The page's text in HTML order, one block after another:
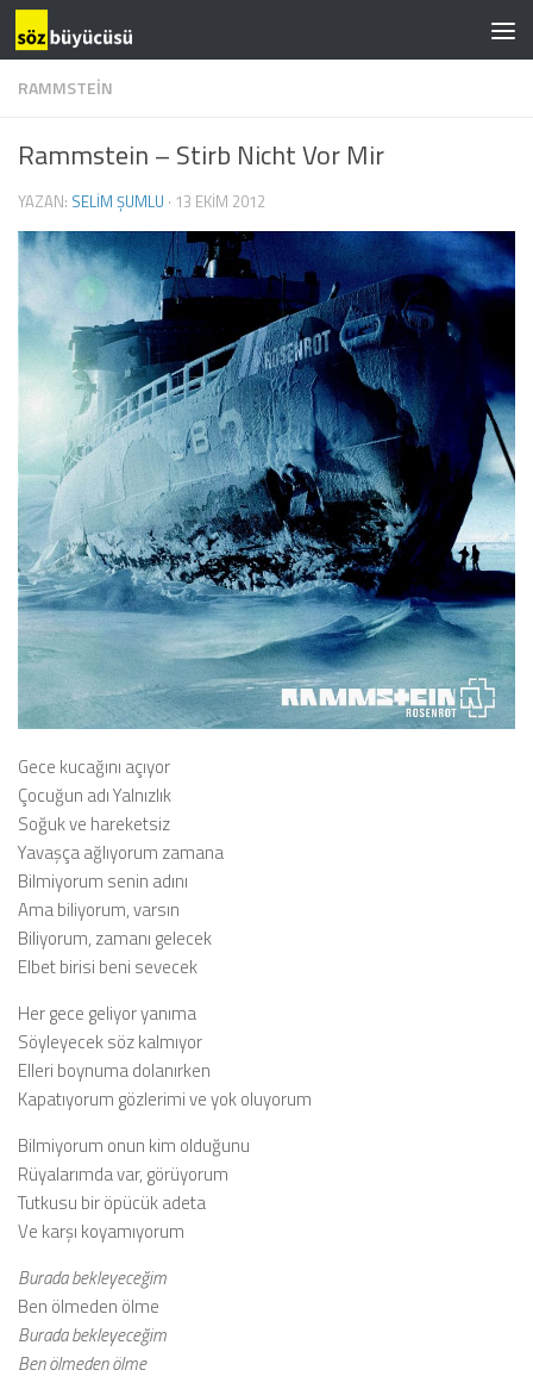
RAMMSTEIN
Rammstein – Stirb Nicht Vor Mir
YAZAN: SELIM ŞUMLU · 13 EKIM 2012
Gece kucağını açıyor
Çocuğun adı Yalnızlık
Soğuk ve hareketsiz
Yavaşça ağlıyorum zamana
Bilmiyorum senin adını
Ama biliyorum, varsın
Biliyorum, zamanı gelecek
Elbet birisi beni sevecek
Her gece geliyor yanıma
Söyleyecek söz kalmıyor
Elleri boynuma dolanırken
Kapatıyorum gözlerimi ve yok oluyorum
Bilmiyorum onun kim olduğunu
Rüyalarımda var, görüyorum
Tutkusu bir öpücük adeta
Ve karşı koyamıyorum
Burada bekleyeceğim
Ben ölmeden ölme
Burada bekleyeceğim
Ben ölmeden ölme